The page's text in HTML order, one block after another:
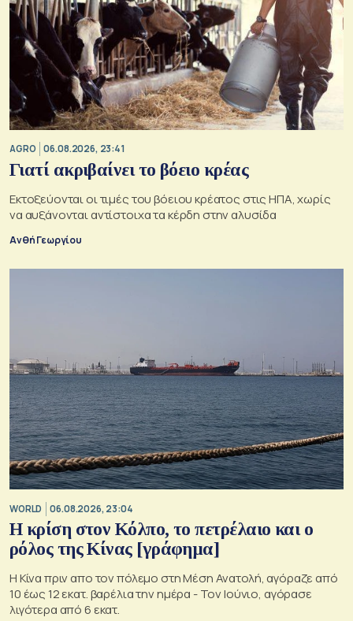
AGRO 06.08.2026, 23:41
Γιατί ακριβαίνει το βόειο κρέας
Εκτοξεύονται οι τιμές του βόειου κρέατος στις ΗΠΑ, χωρίς
να αυξάνονται αντίστοιχα τα κέρδη στην αλυσίδα
Ανθή Γεωργίου
WORLD 06.08.2026, 23:04
Η κρίση στoν Κόλπο, το πετρέλαιο και ο
ρόλος της Κίνας [γράφημα]
Η Κίνα πριν απο τον πόλεμο στη Μέση Ανατολή, αγόραζε από
10 έως 12 εκατ. βαρέλια την ημέρα - Τον Ιούνιο, αγόρασε
λιγότερα από 6 εκατ.